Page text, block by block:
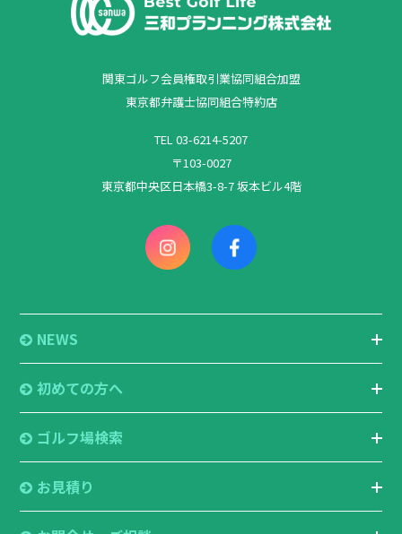
関東ゴルフ会員権取引業協同組合加盟
東京都弁護士協同組合特約店
TEL 03-6214-5207
〒103-0027
東京都中央区日本橋3-8-7 坂本ビル4階
NEWS
初めての方へ
ゴルフ場検索
お見積り